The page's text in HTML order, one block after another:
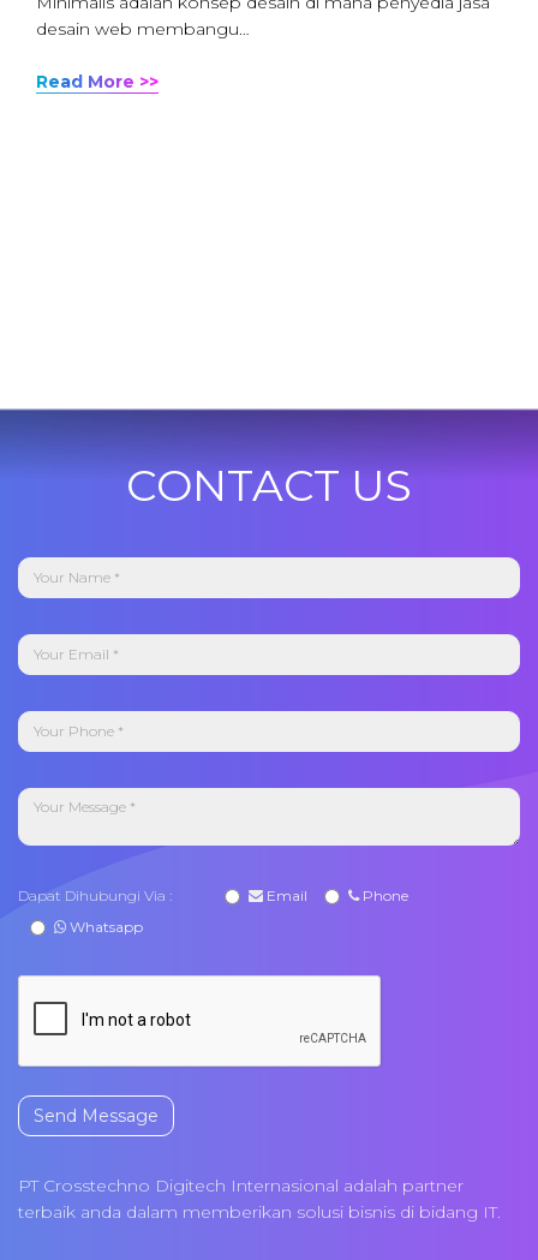
desain web membangu…
Read More >>
CONTACT US
Dapat Dihubungi Via : Email
Phone
Whatsapp
Send Message
PT Crosstechno Digitech Internasional adalah partner
terbaik anda dalam memberikan solusi bisnis di bidang IT.